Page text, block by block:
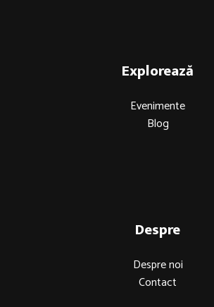
Explorează
Evenimente
Blog
Despre
Despre noi
Contact